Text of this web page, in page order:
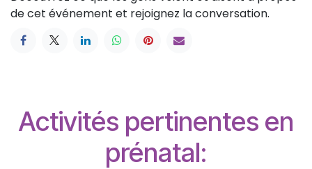
de cet événement et rejoignez la conversation.
Activités pertinentes en
prénatal: